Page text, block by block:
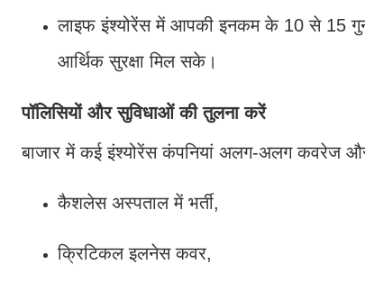
लाइफ इंश्योरेंस में आपकी इनकम के 10 से 15 गुना
आर्थिक सुरक्षा मिल सके।
पॉलिसियों और सुविधाओं की तुलना करें
बाजार में कई इंश्योरेंस कंपनियां अलग-अलग कवरेज
कैशलेस अस्पताल में भर्ती,
क्रिटिकल इलनेस कवर,